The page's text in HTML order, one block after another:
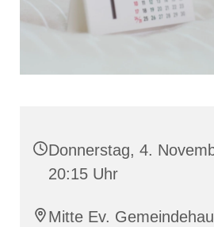
Donnerstag, 4.
20:15 Uhr
Mitte Ev.